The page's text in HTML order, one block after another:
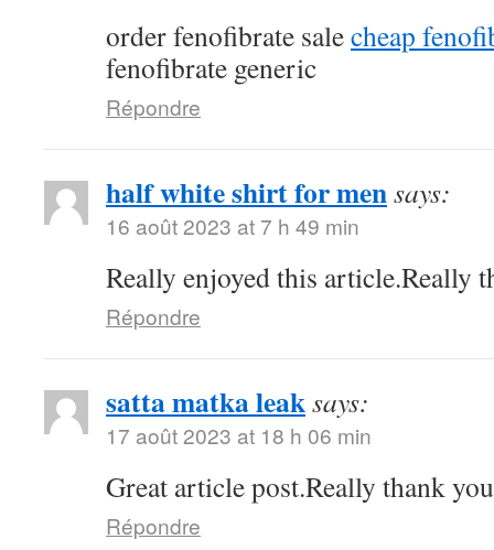
order fenofibrate salecheap
fenofibrate generic
Répondre
half white shirt for mensays:
16 août 2023 at 7 h 49 min
Really enjoyed this article.Really
Répondre
satta matka leaksays:
17 août 2023 at 18 h 06 min
Great article post.Really thank
Répondre